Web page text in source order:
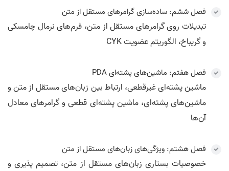
فصل ششم: ساده‌سازی گرامرهای مستقل از متن
تبدیلات روی گرامرهای مستقل از متن، فرم‌های نرمال چامسکی
و گریباخ، الگوریتم عضویت CYK
فصل هفتم: ماشین‌های پشته‌ای PDA
ماشین پشته‌ای غیرقطعی، ارتباط بین زبان‌های مستقل از متن و
ماشین‌های پشته‌ای، ماشین پشته‌ای قطعی و گرامرهای معادل
آن‌ها
فصل هشتم: ویژگی‌های زبان‌های مستقل از متن
خصوصیات بستاری زبان‌های مستقل از متن، تصمیم پذیری و